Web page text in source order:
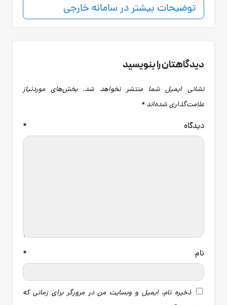
توضیحات بیشتر در سامانه خارجی
دیدگاهتان را بنویسید
نشانی ایمیل شما منتشر نخواهد شد. بخش‌های موردنیاز
علامت‌گذاری شده‌اند*
دیدگاه *
نام *
ذخیره نام، ایمیل و وبسایت من در مرورگر برای زمانی که